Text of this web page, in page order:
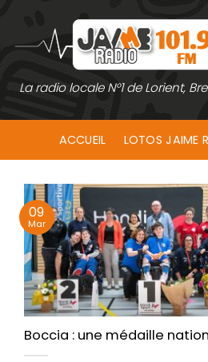
contenu
La radio locale N°1 de Lorient,
ACCUEIL LOTOS JAIME
Boccia : une médaille
09
Mar